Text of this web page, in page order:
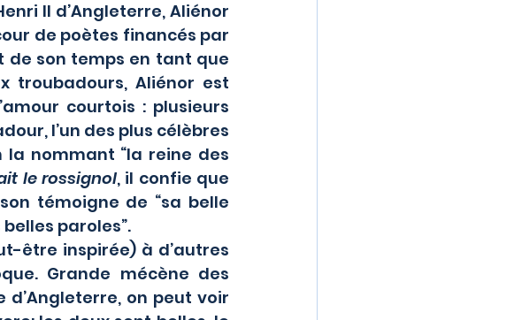
de poètes financés par
de son temps en tant que
troubadours, Aliénor est
courtois : plusieurs
l’un des plus célèbres
nommant “la reine des
le rossignol, il confie que
témoigne de “sa belle
paroles”.
Grande mécène des
on peut voir